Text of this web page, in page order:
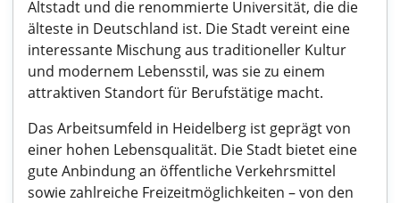
Altstadt und die renommierte Universität, die die
älteste in Deutschland ist. Die Stadt vereint eine
interessante Mischung aus traditioneller Kultur
und modernem Lebensstil, was sie zu einem
attraktiven Standort für Berufstätige macht.
Das Arbeitsumfeld in Heidelberg ist geprägt von
einer hohen Lebensqualität. Die Stadt bietet eine
gute Anbindung an öffentliche Verkehrsmittel
sowie zahlreiche Freizeitmöglichkeiten – von den